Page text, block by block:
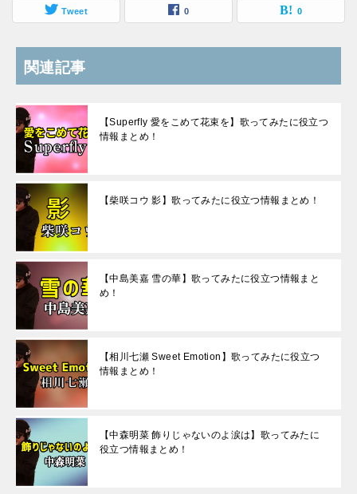
Tweet 0 0
関連記事
【Superfly 愛をこめて花束を】歌ってみたに役立つ
情報まとめ！
【柴咲コウ 影】歌ってみたに役立つ情報まとめ！
【中島美嘉 雪の華】歌ってみたに役立つ情報まと
め！
【相川七瀬 Sweet Emotion】歌ってみたに役立つ
情報まとめ！
【中森明菜 飾りじゃないのよ涙は】歌ってみたに
役立つ情報まとめ！